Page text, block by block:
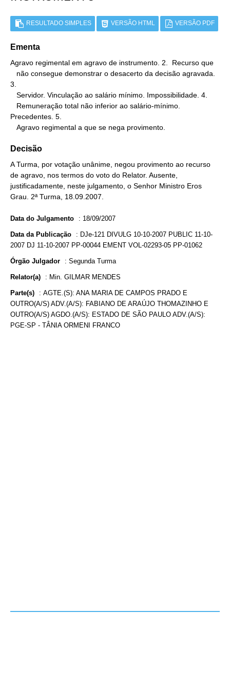
RESULTADO SIMPLES VERSÃO HTML VERSÃO PDF
Ementa
Agravo regimental em agravo de instrumento. 2.  Recurso que
3.
Precedentes. 5.
   Agravo regimental a que se nega provimento.
Decisão
A Turma, por votação unânime, negou provimento ao recurso
de agravo, nos termos do voto do Relator. Ausente,
justificadamente, neste julgamento, o Senhor Ministro Eros
Grau. 2ª Turma, 18.09.2007.
Data do Julgamento : 18/09/2007
Data da Publicação : DJe-121 DIVULG 10-10-2007 PUBLIC 11-10-
2007 DJ 11-10-2007 PP-00044 EMENT VOL-02293-05 PP-01062
Órgão Julgador : Segunda Turma
Relator(a) : Min. GILMAR MENDES
Parte(s) : AGTE.(S): ANA MARIA DE CAMPOS PRADO E
OUTRO(A/S) ADV.(A/S): FABIANO DE ARAÚJO THOMAZINHO E
OUTRO(A/S) AGDO.(A/S): ESTADO DE SÃO PAULO ADV.(A/S):
PGE-SP - TÂNIA ORMENI FRANCO